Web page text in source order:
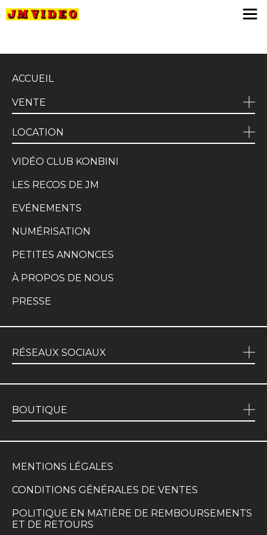
ACCUEIL
VENTE
LOCATION
VIDÉO CLUB KONBINI
LES RECOS DE JM
EVÉNEMENTS
NUMÉRISATION
PETITES ANNONCES
À PROPOS DE NOUS
PRESSE
RÉSEAUX SOCIAUX
BOUTIQUE
MENTIONS LÉGALES
CONDITIONS GÉNÉRALES DE VENTES
POLITIQUE EN MATIÈRE DE REMBOURSEMENTS
ET DE RETOURS